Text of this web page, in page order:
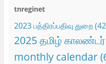
tnreginet
2023 பத்திரப்பதிவு துறை
2025 தமிழ் காலண்டர்
monthly calendar